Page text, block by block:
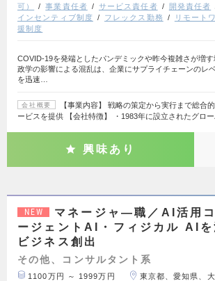
可）
事業責任者 サービス責任者 開発責任者
インセンティブ制度
フレックス勤務 リモート
援制度
COVID-19を発端としたパンデミックや昨今複雑さが増す
政学の影響による混乱は、企業にサプライチェーンのレ
を迅速…
会社概要
【事業内容】 戦略の策定から実行まで総合
ービスを提供 【会社特徴】 ・1983年に設立されたグロ
興味あり
NEW
マネージャ―職／AI活用
ージェントAI・フィジカル AIを
ビジネス創出
その他、コンサルタント系
1100万円 ～ 1999万円 東京都、愛知県、